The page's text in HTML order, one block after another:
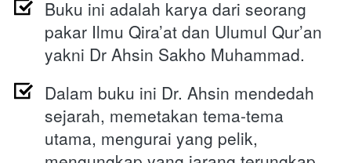
pakar Ilmu Qira’at dan Ulumul Qur’an
yakni Dr Ahsin Sakho Muhammad.
Dalam buku ini Dr. Ahsin mendedah
sejarah, memetakan tema-tema
utama, mengurai yang pelik,